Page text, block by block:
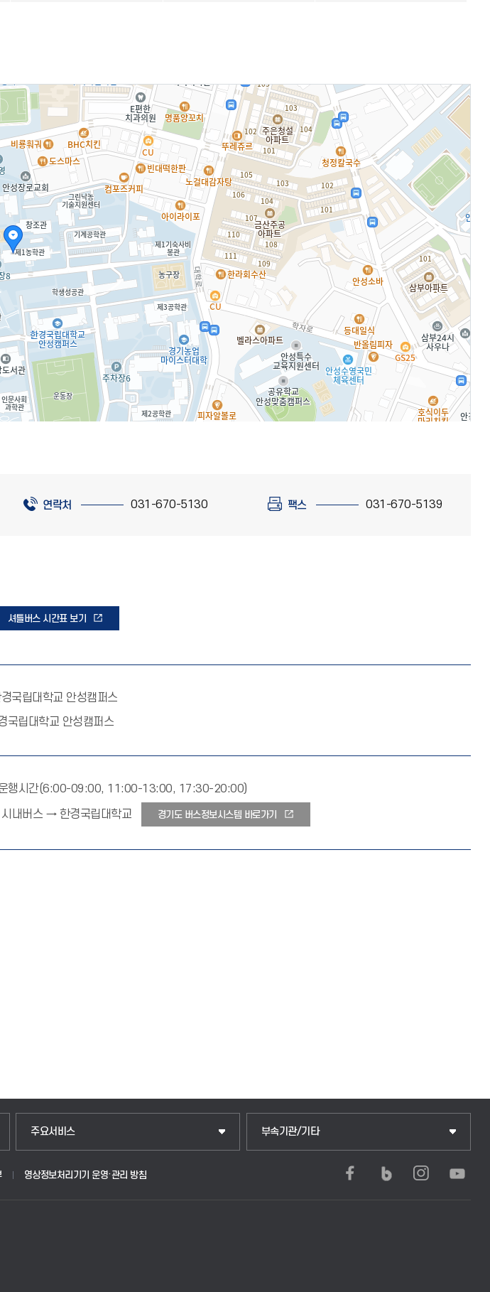
연락처 031-670-5130 팩스 031-670-5139
셔틀버스 시간표 보기
국립대학교 안성캠퍼스
립대학교 안성캠퍼스
운행시간(6:00-09:00, 11:00-13:00, 17:30-20:00)
내버스 → 한경국립대학교 경기도 버스정보시스템 바로가기
주요서비스
입학안내
웹메일
부속기관/기타
중앙도서관
영상정보처리기기 운영·관리 방침